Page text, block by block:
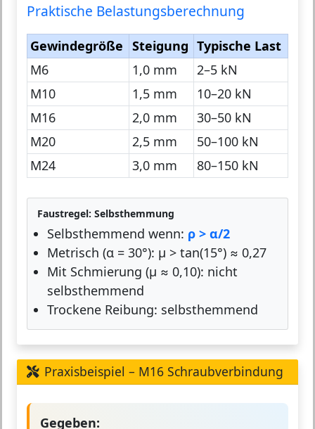
Praktische Belastungsberechnung
Gewindegröße Steigung Typische Last
M6
1,0 mm
2–5 kN
M10
1,5 mm
10–20 kN
M16
2,0 mm
30–50 kN
M20
2,5 mm
50–100 kN
M24
3,0 mm 80–150 kN
Faustregel: Selbsthemmung
Selbsthemmend wenn: ρ > α/2
Metrisch (α = 30°): μ > tan(15°) ≈ 0,27
Mit Schmierung (μ ≈ 0,10): nicht
selbsthemmend
Trockene Reibung: selbsthemmend
Praxisbeispiel – M16 Schraubverbindung
Gegeben: